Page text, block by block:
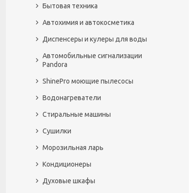
Бытовая техника
Автохимия и автокосметика
Диспенсеры и кулеры для воды
Автомобильные сигнализации
Pandora
ShinePro моющие пылесосы
Водонагреватели
Стиральные машины
Сушилки
Морозильная ларь
Кондиционеры
Духовые шкафы